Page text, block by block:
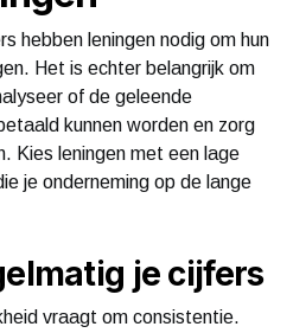
hebben leningen nodig om hun
Het is echter belangrijk om
of de geleende
kunnen worden en zorg
Kies leningen met een lage
je onderneming op de lange
je cijfers
vraagt om consistentie.